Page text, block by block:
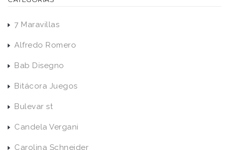
7 Maravillas
Alfredo Romero
Bab Disegno
Bitácora Juegos
Bulevar st
Candela Vergani
Carolina Schneider